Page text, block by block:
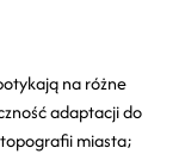
na różne
adaptacji do
miasta;